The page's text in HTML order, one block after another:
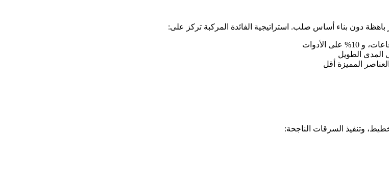
باهظة دون بناء أساس صلب. استراتيجية الفائدة المركبة تركز على:
الطويل
المميزة أقل
وتنفيذ السرقات الناجحة: